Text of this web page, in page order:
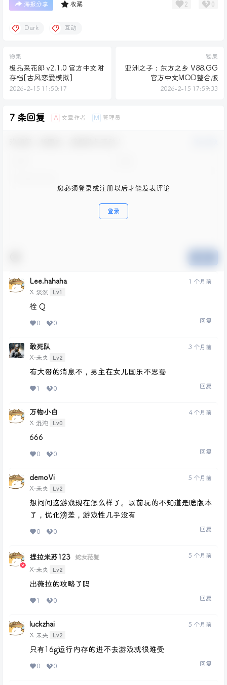
海报分享 收藏 2 0
Dark 互动
物集
极品采花郎 v2.1.0 官方中文附
存档[古风恋爱模拟]
2026-2-15 11:50:17
物集
亚洲之子：东方之乡 V88.GG
官方中文MOD整合版
2026-2-15 17:59:33
7 条回复 A 文章作者 M 管理员
您必须登录或注册以后才能发表评论
登录
Lee.hahaha
X·淡然 Lv1
1 个月前
栓 Q
0 0 回复
敢死队
X·未央 Lv2
3 个月前
有大哥的消息不，男主在女儿国乐不思蜀
1 0 回复
万物小白
X·混沌 Lv0
4 个月前
666
0 0 回复
demoVi
X·未央 Lv2
5 个月前
想问问这游戏现在怎么样了。以前玩的不知道是啥版本
了，优化滂差，游戏性几乎没有
0 0 回复
提拉米苏123
蛇女菈雅
X·未央
Lv2
5 个月前
出薇拉的攻略了吗
1 0 回复
luckzhai
X·未央 Lv2
5 个月前
只有16g运行内存的进不去游戏就很难受
0 0 回复